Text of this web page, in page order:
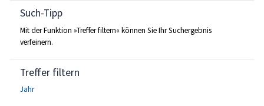
Such-Tipp
Mit der Funktion »Treffer filtern« können Sie Ihr Suchergebnis
verfeinern.
Treffer filtern
Jahr